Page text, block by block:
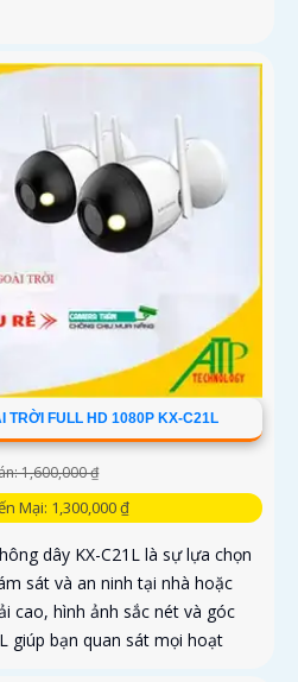
TRỜI FULL HD 1080P KX-C21L
1,600,000 ₫
Mại: 1,300,000 ₫
dây KX-C21L là sự lựa chọn
sát và an ninh tại nhà hoặc
cao, hình ảnh sắc nét và góc
giúp bạn quan sát mọi hoạt